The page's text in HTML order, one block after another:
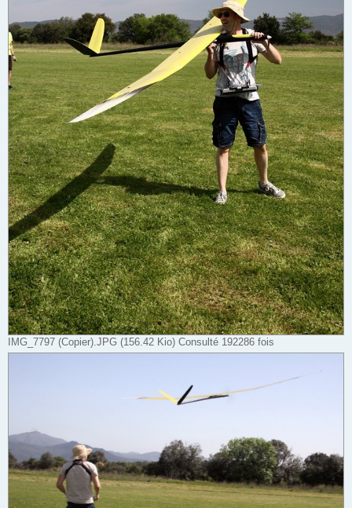
IMG_7797 (Copier).JPG (156.42 Kio) Consulté 192286 fois